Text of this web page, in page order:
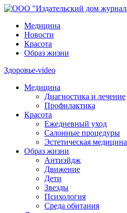
Медицина
Новости
Красота
Образ жизни
Здоровье-video
Медицина
Диагностика и лечение
Профилактика
Красота
Ежедневный уход
Салонные процедуры
Эстетическая медицина
Образ жизни
Антиэйдж
Движение
Дети
Звезды
Психология
Среда обитания